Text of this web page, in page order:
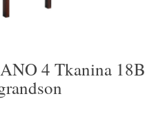
4 Tkanina 18B